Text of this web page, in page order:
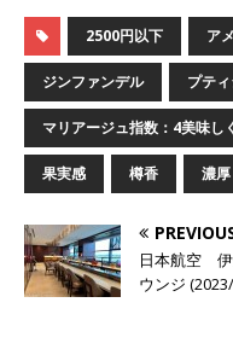
2500円以下 ア
ジンファンデル プテ
マリアージュ指数：4美味し
果実感 樽香 濃厚
日本航空 伊
ウンジ